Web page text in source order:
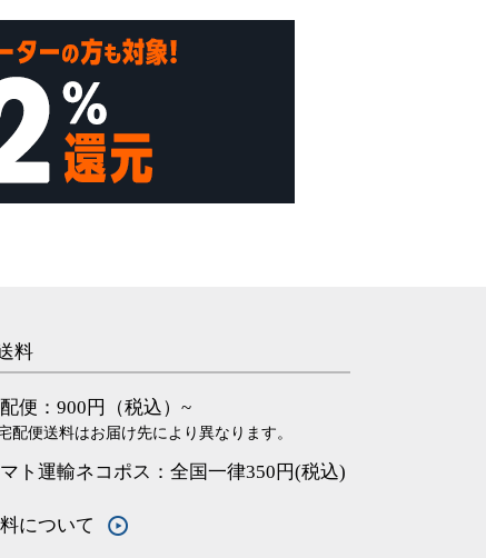
料
便：900円（税込）~
配便送料はお届け先により異なります。
ト運輸ネコポス：全国一律350円(税込)
について